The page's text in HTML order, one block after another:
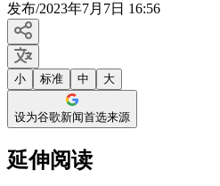
发布/2023年7月7日 16:56
小 标准 中 大
设为谷歌新闻首选来源
延伸阅读